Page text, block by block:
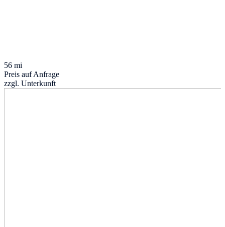
56 mi
Preis auf Anfrage
zzgl. Unterkunft